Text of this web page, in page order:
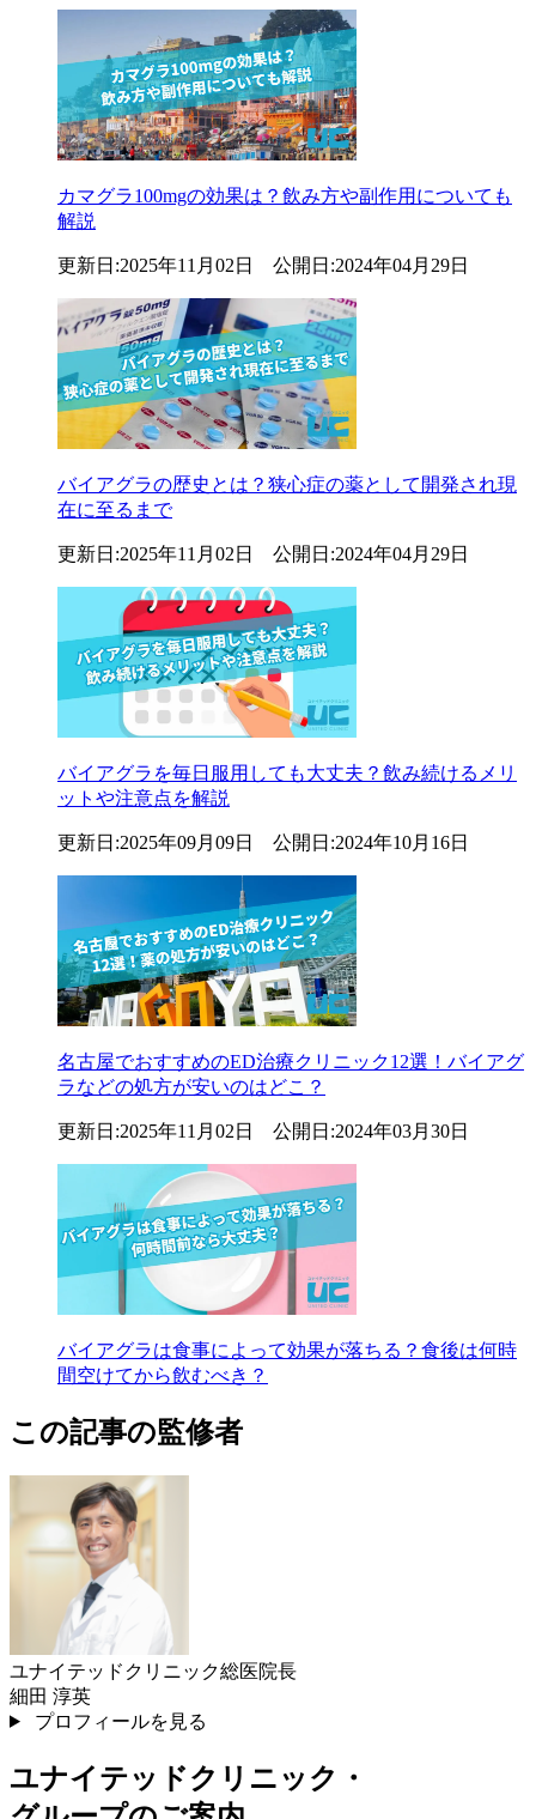
カマグラ100mgの効果は？飲み方や副作用についても
解説
更新日:2025年11月02日 公開日:2024年04月29日
バイアグラの歴史とは？狭心症の薬として開発され現
在に至るまで
更新日:2025年11月02日 公開日:2024年04月29日
バイアグラを毎日服用しても大丈夫？飲み続けるメリ
ットや注意点を解説
更新日:2025年09月09日 公開日:2024年10月16日
名古屋でおすすめのED治療クリニック12選！バイアグ
ラなどの処方が安いのはどこ？
更新日:2025年11月02日 公開日:2024年03月30日
バイアグラは食事によって効果が落ちる？食後は何時
間空けてから飲むべき？
この記事の監修者
ユナイテッドクリニック総医院長
細田 淳英
プロフィールを見る
ユナイテッドクリニック・